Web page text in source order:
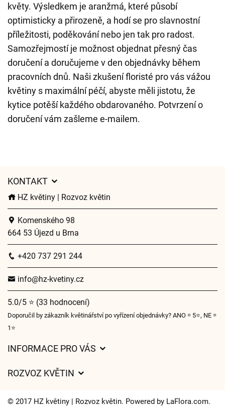
květy. Výsledkem je aranžmá, které působí
optimisticky a přirozeně, a hodí se pro slavnostní
příležitosti, poděkování nebo jen tak pro radost.
Samozřejmostí je možnost objednat přesný čas
doručení a doručujeme v den objednávky během
pracovních dnů. Naši zkušení floristé pro vás vážou
květiny s maximální péčí, abyste měli jistotu, že
kytice potěší každého obdarovaného. Potvrzení o
doručení vám zašleme e-mailem.
KONTAKT
HZ květiny | Rozvoz květin
Komenského 98
664 53 Újezd u Brna
+420 737 291 244
info@hz-kvetiny.cz
5.0/5 ⭐ (33 hodnocení)
Doporučil by zákazník květinářství po vyřízení objednávky? ANO = 5⭐, NE =
1⭐
INFORMACE PRO VÁS
O nás
ROZVOZ KVĚTIN
Kam doručujeme květiny
© 2017 HZ květiny | Rozvoz květin. Powered by LaFlora.com.